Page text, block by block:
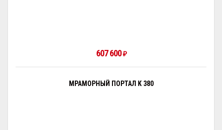
607 600₽
МРАМОРНЫЙ ПОРТАЛ K 380